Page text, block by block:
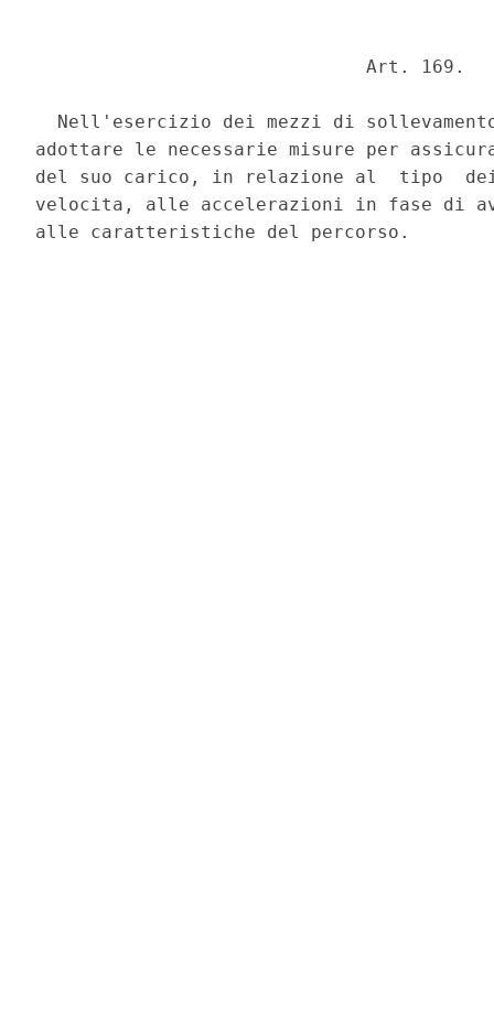
                              Art. 169.
Nell'esercizio dei mezzi di
adottare le necessarie misure per
del suo carico, in relazione al  tipo
velocita, alle accelerazioni in fase di